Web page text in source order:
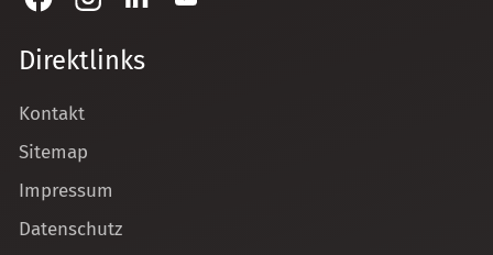
Direktlinks
Kontakt
Sitemap
Impressum
Datenschutz